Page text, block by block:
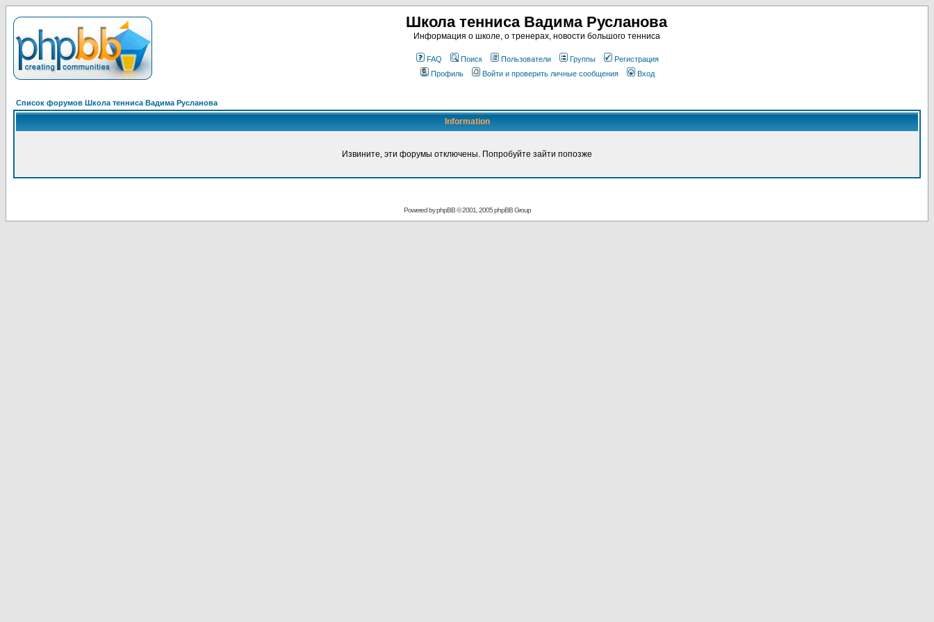
Школа тенниса Вадима Русланова
Информация о школе, о тренерах, новости большого тенниса
FAQ Поиск Пользователи Группы
Регистрация
Профиль
Войти и проверить личные сообщения Вход
Список форумов Школа тенниса Вадима Русланова
Information
Извините, эти форумы отключены. Попробуйте зайти попозже
Powered byphpBB© 2001, 2005 phpBB Group